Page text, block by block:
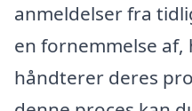
anmeldelser fra
en fornemmelse
håndterer deres